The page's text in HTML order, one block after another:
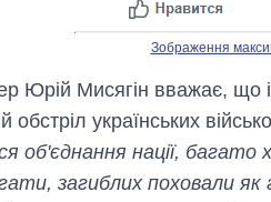
Зображення
Юрій Мисягін вважає, що
обстріл українських
об'єднання нації,
загиблих поховали як